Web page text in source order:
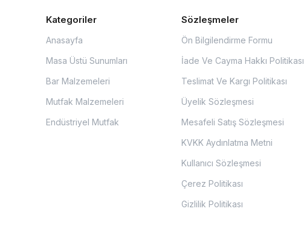
Kategoriler
Anasayfa
Masa Üstü Sunumları
Bar Malzemeleri
Mutfak Malzemeleri
Endüstriyel Mutfak
Sözleşmeler
Ön Bilgilendirme Formu
İade Ve Cayma Hakkı Politikası
Teslimat Ve Kargı Politikası
Üyelik Sözleşmesi
Mesafeli Satış Sözleşmesi
KVKK Aydınlatma Metni
Kullanıcı Sözleşmesi
Çerez Politikası
Gizlilik Politikası